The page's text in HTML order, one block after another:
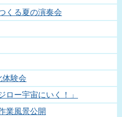
くる夏の演奏会
験会
ロー宇宙にいく！」
業風景公開